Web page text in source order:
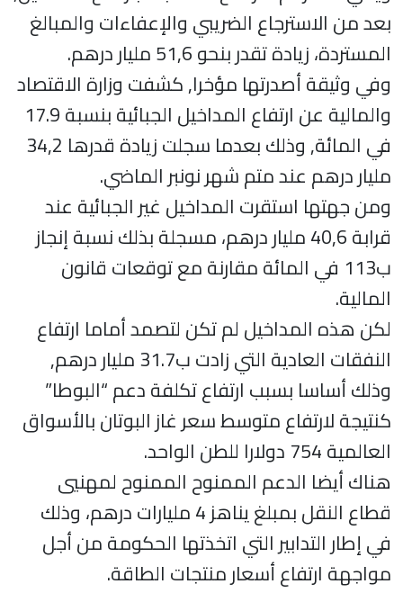
بعد من الاسترجاع الضريبي والإعفاءات والمبالغ
المستردة، زيادة تقدر بنحو 51,6 مليار درهم.
وفي وثيقة أصدرتها مؤخرا, كشفت وزارة الاقتصاد
والمالية عن ارتفاع المداخيل الجبائية بنسبة 17.9
في المائة, وذلك بعدما سجلت زيادة قدرها 34,2
مليار درهم عند متم شهر نونبر الماضي.
ومن جهتها استقرت المداخيل غير الجبائية عند
قرابة 40,6 مليار درهم
، مسجلة بذلك نسبة إنجاز
ب113 في المائة مقارنة مع توقعات قانون
المالية.
لكن هذه المداخيل لم تكن لتصمد أماما ارتفاع
النفقات العادية التي زادت ب31.7 مليار درهم,
وذلك أساسا بسبب ارتفاع تكلفة دعم “البوطا”
كنتيجة لارتفاع متوسط سعر غاز البوتان بالأسواق
العالمية 754 دولارا للطن الواحد.
هناك أيضا الدعم الممنوح الممنوح لمهنيي
قطاع النقل بمبلغ يناهز 4 مليارات درهم، وذلك
في إطار التدابير التي اتخذتها الحكومة من أجل
مواجهة ارتفاع أسعار منتجات الطاقة.